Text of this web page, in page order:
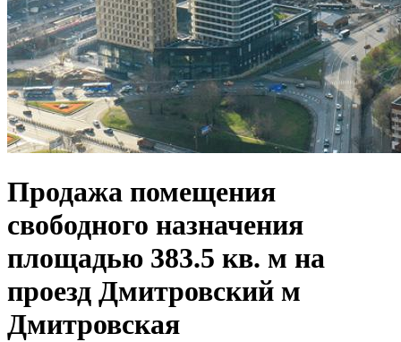
Продажа помещения
свободного назначения
площадью 383.5 кв. м на
проезд Дмитровский м
Дмитровская